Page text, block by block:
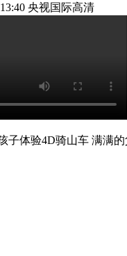
央视国际高清
体验4D骑山车 满满的